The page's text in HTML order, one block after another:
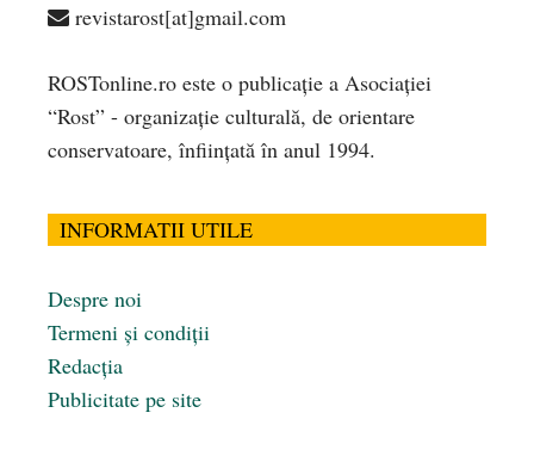
revistarost[at]gmail.com
ROSTonline.ro este o publicaţie a Asociaţiei
“Rost” - organizaţie culturală, de orientare
conservatoare, înfiinţată în anul 1994.
INFORMATII UTILE
Despre noi
Termeni și condiții
Redacția
Publicitate pe site